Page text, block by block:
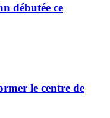
débutée ce
le centre de